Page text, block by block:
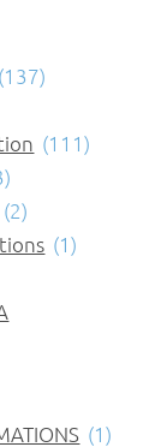
(137)
(111)
(2)
(1)
(1)